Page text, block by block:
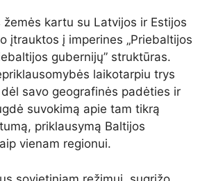
žemės kartu su Latvijos ir Estijos
įtrauktos į imperines „Priebaltijos
gubernijų” struktūras.
laikotarpiu trys
savo geografinės padėties ir
suvokimą apie tam tikrą
priklausymą Baltijos
vienam regionui.